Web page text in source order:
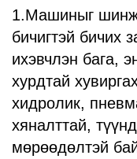
1.Машиныг
бичигтэй бичих
ихэвчлэн бага,
хурдтай
хидролик,
хяналттай,
мөрөөдөлтэй